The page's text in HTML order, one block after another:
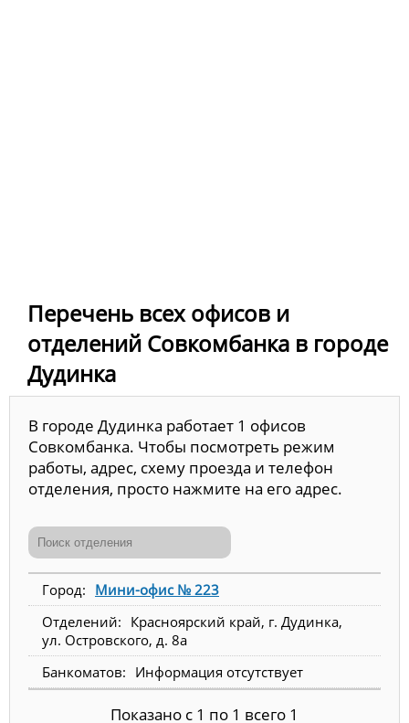
Перечень всех офисов и
отделений Совкомбанка в городе
Дудинка
В городе Дудинка работает 1 офисов
Совкомбанка. Чтобы посмотреть режим
работы, адрес, схему проезда и телефон
отделения, просто нажмите на его адрес.
Мини-офис № 223
Красноярский край, г. Дудинка,
ул. Островского, д. 8а
Информация отсутствует
Показано с 1 по 1 всего 1